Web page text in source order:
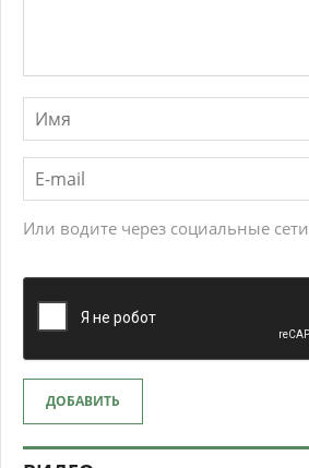
Или водите через социальные сети
ДОБАВИТЬ